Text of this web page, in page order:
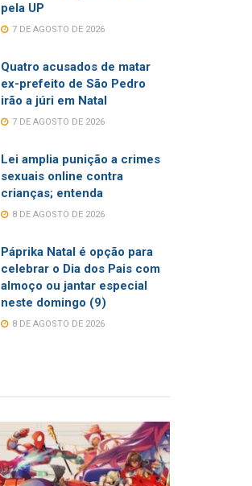
pela UP
7 DE AGOSTO DE 2026
Quatro acusados de matar
ex-prefeito de São Pedro
irão a júri em Natal
7 DE AGOSTO DE 2026
Lei amplia punição a crimes
sexuais online contra
crianças; entenda
8 DE AGOSTO DE 2026
Páprika Natal é opção para
celebrar o Dia dos Pais com
almoço ou jantar especial
neste domingo (9)
8 DE AGOSTO DE 2026